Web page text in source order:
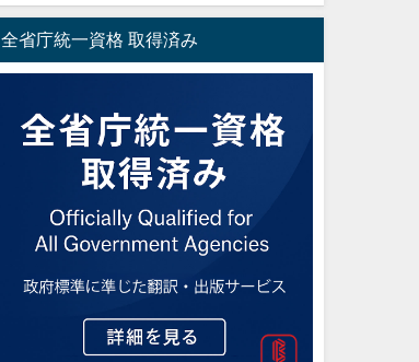
全省庁統一資格 取得済み